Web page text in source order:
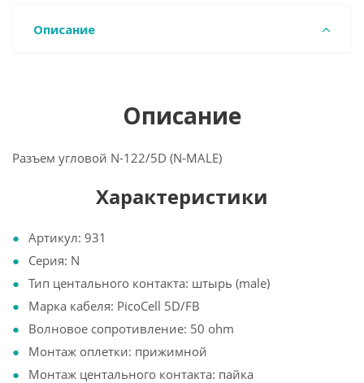
Описание
Описание
Разъем угловой N-122/5D (N-MALE)
Характеристики
Артикул: 931
Серия: N
Тип центального контакта: штырь (male)
Марка кабеля: PicoCell 5D/FB
Волновое сопротивление: 50 ohm
Монтаж оплетки: прижимной
Монтаж центального контакта: пайка